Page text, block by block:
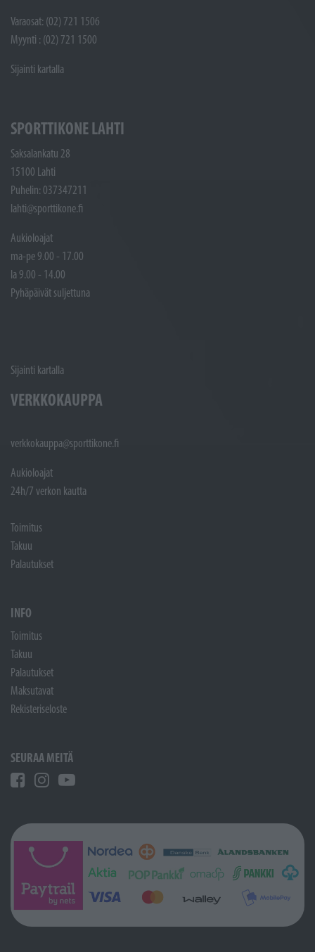
Varaosat: (02) 721 1506
Myynti : (02) 721 1500
Sijainti kartalla
SPORTTIKONE LAHTI
Saksalankatu 28
15100 Lahti
Puhelin: 037347211
lahti@sporttikone.fi
Aukioloajat
ma-pe 9.00 - 17.00
la 9.00 - 14.00
Pyhäpäivät suljettuna
Sijainti kartalla
VERKKOKAUPPA
verkkokauppa@sporttikone.fi
Aukioloajat
24h/7 verkon kautta
Toimitus
Takuu
Palautukset
INFO
Toimitus
Takuu
Palautukset
Maksutavat
Rekisteriseloste
SEURAA MEITÄ